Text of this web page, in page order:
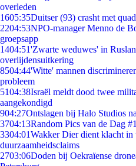
overleden
1605:35Duitser (93) crasht met
2204:53NPO-manager Menno de
groepsapp
1404:51'Zwarte weduwes' in
overlijdensuitkering
8504:44'Witte' mannen
probleem
5104:38Israël meldt dood twee
aangekondigd
904:27Ontslagen bij Halo Studios
3704:13Random Pics van de Dag
3304:01Wakker Dier dient klacht in
duurzaamheidsclaims
2703:06Doden bij Oekraïense